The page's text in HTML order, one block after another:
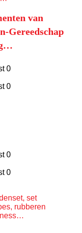
van
Gereedschap
0
0
0
0